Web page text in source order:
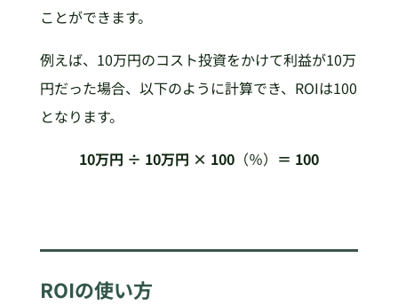
ことができます。
例えば、10万円のコスト投資をかけて利益が10万
円だった場合、以下のように計算でき、ROIは100
となります。
10万円 ÷ 10万円 × 100（％） ＝ 100
ROIの使い方